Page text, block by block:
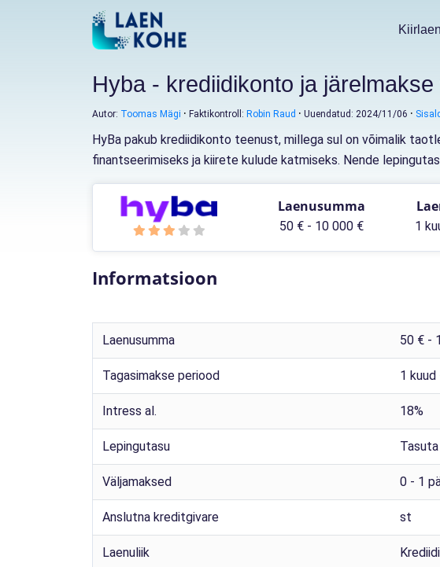
Kiirlaen
Hyba - krediidikonto ja järelmakse
Autor: Toomas Mägi Faktikontroll: Robin Raud Uuendatud: 2024/11/06
HyBa pakub krediidikonto teenust, millega sul on võimalik
finantseerimiseks ja kiirete kulude katmiseks. Nende
Laenusumma
50 € - 10 000 € 1
Informatsioon
Laenusumma 50 € -
Tagasimakse periood 1 kuud
Intress al. 18%
Lepingutasu Tasuta
Väljamaksed 0 - 1
Anslutna kreditgivare st
Laenuliik